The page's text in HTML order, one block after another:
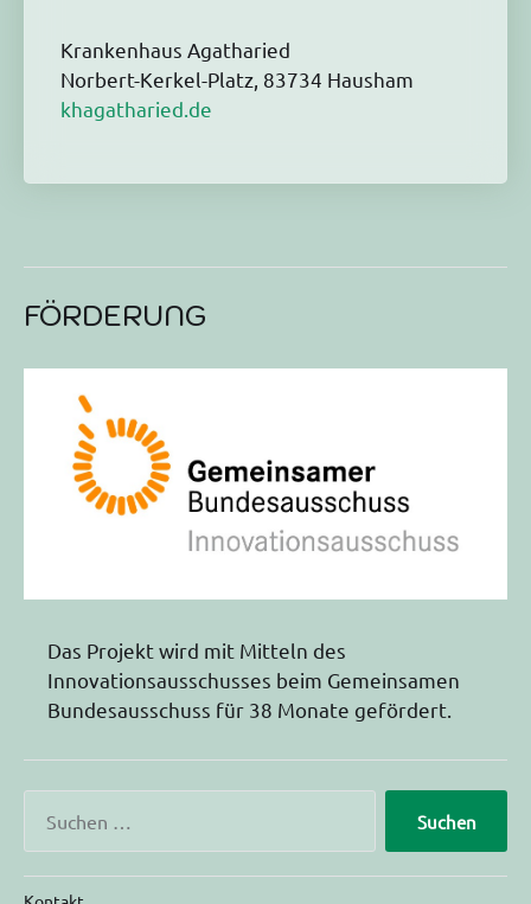
Krankenhaus Agatharied
Norbert-Kerkel-Platz, 83734 Hausham
khagatharied.de
FÖRDERUNG
Das Projekt wird mit Mitteln des
Innovationsausschusses beim Gemeinsamen
Bundesausschuss für 38 Monate gefördert.